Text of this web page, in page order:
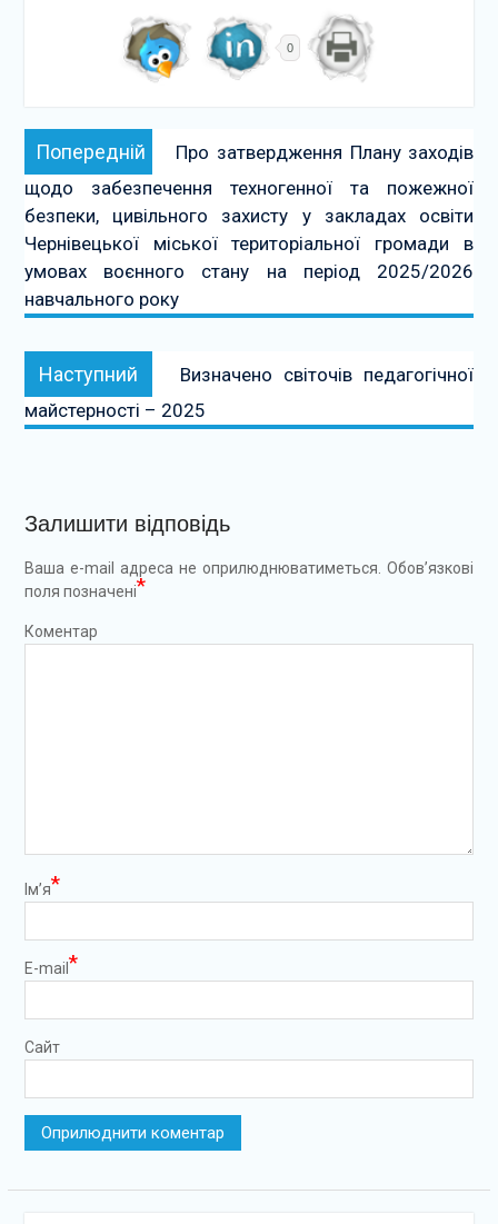
0
Навігація
записів
Попередній Попередній:
Про затвердження Плану заходів
щодо забезпечення техногенної та пожежної
безпеки, цивільного захисту у закладах освіти
Чернівецької міської територіальної громади в
умовах воєнного стану на період 2025/2026
навчального року
Наступний Наступний:
Визначено світочів педагогічної
майстерності – 2025
Залишити відповідь
Ваша e-mail адреса не оприлюднюватиметься. Обов’язкові
поля позначені*
Коментар
Ім’я*
E-mail *
Сайт